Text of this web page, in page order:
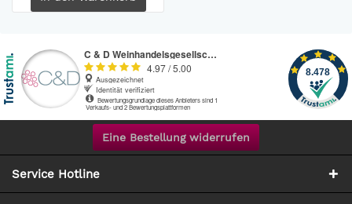
Eine Bestellung widerrufen
Service Hotline